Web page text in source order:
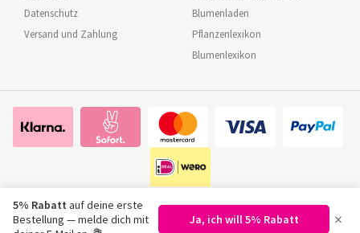
Datenschutz
Versand und Zahlung
Blumenladen
Pflanzenlexikon
Blumenlexikon
©2026Regionsflorist.de
5% Rabatt auf deine erste
Bestellung — melde dich mit
Ja, ich will 5% Rabatt ×